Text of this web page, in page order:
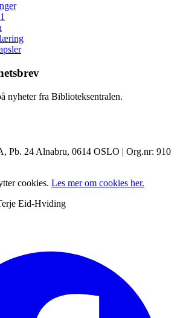
nyheter fra Biblioteksentralen.
Pb. 24 Alnabru, 0614 OSLO | Org.nr: 910
cookies. Les mer om cookies her.
Eid-Hviding